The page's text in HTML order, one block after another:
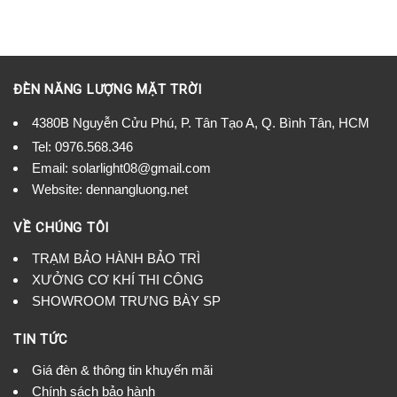
ĐÈN NĂNG LƯỢNG MẶT TRỜI
4380B Nguyễn Cửu Phú, P. Tân Tạo A, Q. Bình Tân, HCM
Tel: 0976.568.346
Email: solarlight08@gmail.com
Website: dennangluong.net
VỀ CHÚNG TÔI
TRẠM BẢO HÀNH BẢO TRÌ
XƯỞNG CƠ KHÍ THI CÔNG
SHOWROOM TRƯNG BÀY SP
TIN TỨC
Giá đèn & thông tin khuyến mãi
Chính sách bảo hành